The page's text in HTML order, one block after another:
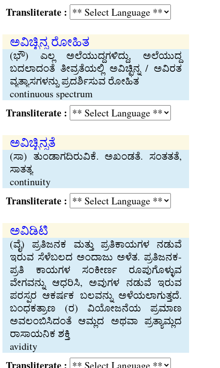
:
ಅವಿಚ್ಛಿನ್ನ ರೋಹಿತ
(ಭೌ) ಎಲ್ಲ ಅಲೆಯುದ್ದಗಳಿದ್ದು, ಅಲೆಯುದ್ದ
ಬದಲಾದಂತೆ ತೀವ್ರತೆಯಲ್ಲಿ ಅವಿಚ್ಛಿನ್ನ / ಅವಿರತ
ವ್ಯತ್ಯಾಸಗಳನ್ನು ಪ್ರದರ್ಶಿಸುವ ರೋಹಿತ
continuous spectrum
:
ಅವಿಚ್ಛಿನ್ನತೆ
(ಸಾ) ತುಂಡಾಗದಿರುವಿಕೆ. ಅಖಂಡತೆ. ಸಂತತತೆ,
ಸಾತತ್ಯ
continuity
:
ಅವಿಡಿಟಿ
(ವೈ) ಪ್ರತಿಜನಕ ಮತ್ತು ಪ್ರತಿಕಾಯಗಳ ನಡುವೆ
ಇರುವ ಸೆಳೆಬಲದ ಅಂದಾಜು ಅಳೆತ. ಪ್ರತಿಜನಕ-
ಪ್ರತಿ ಕಾಯಗಳ ಸಂಕೀರ್ಣ ರೂಪುಗೊಳ್ಳುವ
ವೇಗವನ್ನು ಆಧರಿಸಿ, ಅವುಗಳ ನಡುವೆ ಇರುವ
ಪರಸ್ಪರ ಆಕರ್ಷಕ ಬಲವನ್ನು ಅಳೆಯಲಾಗುತ್ತದೆ.
ಬಂಧಕತ್ರಾಣ (ರ) ವಿಯೋಜನೆಯ ಪ್ರಮಾಣ
ಅವಲಂಬಿಸಿದಂತೆ ಆಮ್ಲದ ಅಥವಾ ಪ್ರತ್ಯಾಮ್ಲದ
ರಾಸಾಯನಿಕ ಶಕ್ತಿ
avidity